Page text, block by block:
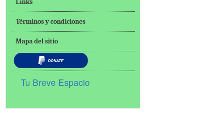
Links
Términos y condiciones
Mapa del sitio
Tu Breve Espacio